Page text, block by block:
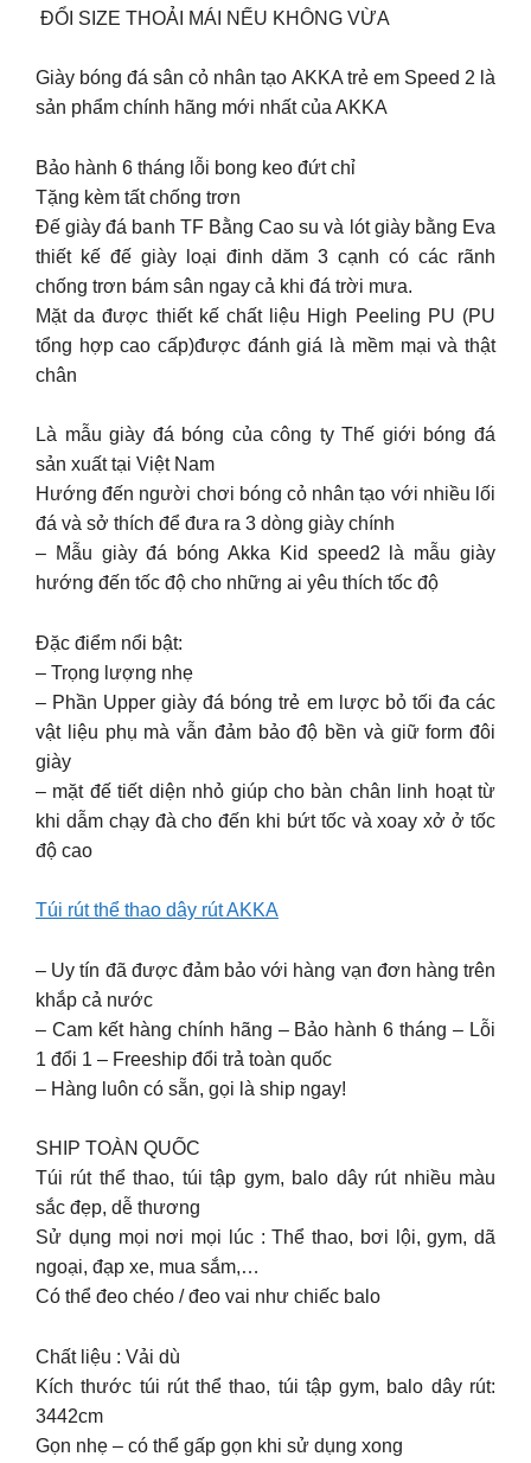
️ ĐỔI SIZE THOẢI MÁI NẾU KHÔNG VỪA
Giày bóng đá sân cỏ nhân tạo AKKA trẻ em Speed 2 là
sản phẩm chính hãng mới nhất của AKKA
Bảo hành 6 tháng lỗi bong keo đứt chỉ
Tặng kèm tất chống trơn
Đế giày đá banh TF Bằng Cao su và lót giày bằng Eva
thiết kế đế giày loại đinh dăm 3 cạnh có các rãnh
chống trơn bám sân ngay cả khi đá trời mưa.
Mặt da được thiết kế chất liệu High Peeling PU (PU
tổng hợp cao cấp)được đánh giá là mềm mại và thật
chân
Là mẫu giày đá bóng của công ty Thế giới bóng đá
sản xuất tại Việt Nam
Hướng đến người chơi bóng cỏ nhân tạo với nhiều lối
đá và sở thích để đưa ra 3 dòng giày chính
– Mẫu giày đá bóng Akka Kid speed2 là mẫu giày
hướng đến tốc độ cho những ai yêu thích tốc độ
Đặc điểm nổi bật:
– Trọng lượng nhẹ
– Phần Upper giày đá bóng trẻ em lược bỏ tối đa các
vật liệu phụ mà vẫn đảm bảo độ bền và giữ form đôi
giày
– mặt đế tiết diện nhỏ giúp cho bàn chân linh hoạt từ
khi dẫm chạy đà cho đến khi bứt tốc và xoay xở ở tốc
độ cao
Túi rút thể thao dây rút AKKA
– Uy tín đã được đảm bảo với hàng vạn đơn hàng trên
khắp cả nước
– Cam kết hàng chính hãng – Bảo hành 6 tháng – Lỗi
1 đổi 1 – Freeship đổi trả toàn quốc
– Hàng luôn có sẵn, gọi là ship ngay!
SHIP TOÀN QUỐC
Túi rút thể thao, túi tập gym, balo dây rút nhiều màu
sắc đẹp, dễ thương
Sử dụng mọi nơi mọi lúc : Thể thao, bơi lội, gym, dã
ngoại, đạp xe, mua sắm,…
Có thể đeo chéo / đeo vai như chiếc balo
Chất liệu : Vải dù
Kích thước túi rút thể thao, túi tập gym, balo dây rút:
3442cm
Gọn nhẹ – có thể gấp gọn khi sử dụng xong